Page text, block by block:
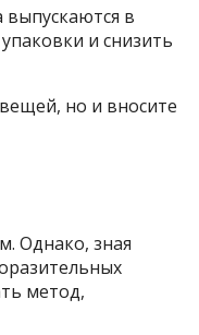
выпускаются в
и снизить
но и вносите
Однако, зная
метод,